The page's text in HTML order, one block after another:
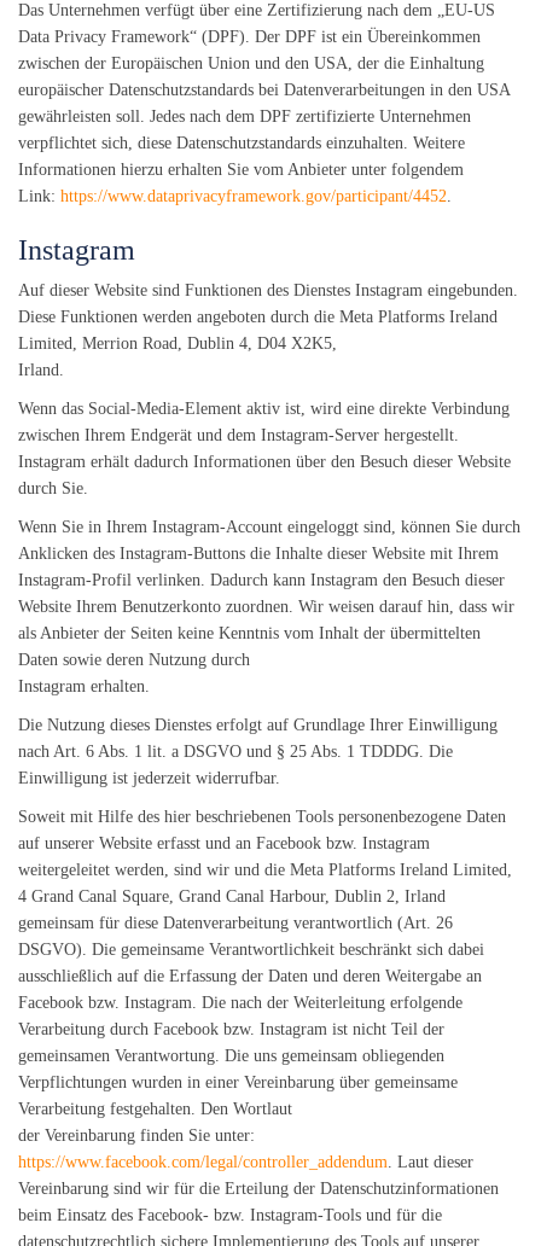
Das Unternehmen verfügt über eine Zertifizierung nach dem „EU-US
Data Privacy Framework“ (DPF). Der DPF ist ein Übereinkommen
zwischen der Europäischen Union und den USA, der die Einhaltung
europäischer Datenschutzstandards bei Datenverarbeitungen in den USA
gewährleisten soll. Jedes nach dem DPF zertifizierte Unternehmen
verpflichtet sich, diese Datenschutzstandards einzuhalten. Weitere
Informationen hierzu erhalten Sie vom Anbieter unter folgendem
Link: https://www.dataprivacyframework.gov/participant/4452.
Instagram
Auf dieser Website sind Funktionen des Dienstes Instagram eingebunden.
Diese Funktionen werden angeboten durch die Meta Platforms Ireland
Limited, Merrion Road, Dublin 4, D04 X2K5,
Irland.
Wenn das Social-Media-Element aktiv ist, wird eine direkte Verbindung
zwischen Ihrem Endgerät und dem Instagram-Server hergestellt.
Instagram erhält dadurch Informationen über den Besuch dieser Website
durch Sie.
Wenn Sie in Ihrem Instagram-Account eingeloggt sind, können Sie durch
Anklicken des Instagram-Buttons die Inhalte dieser Website mit Ihrem
Instagram-Profil verlinken. Dadurch kann Instagram den Besuch dieser
Website Ihrem Benutzerkonto zuordnen. Wir weisen darauf hin, dass wir
als Anbieter der Seiten keine Kenntnis vom Inhalt der übermittelten
Daten sowie deren Nutzung durch
Instagram erhalten.
Die Nutzung dieses Dienstes erfolgt auf Grundlage Ihrer Einwilligung
nach Art. 6 Abs. 1 lit. a DSGVO und § 25 Abs. 1 TDDDG. Die
Einwilligung ist jederzeit widerrufbar.
Soweit mit Hilfe des hier beschriebenen Tools personenbezogene Daten
auf unserer Website erfasst und an Facebook bzw. Instagram
weitergeleitet werden, sind wir und die Meta Platforms Ireland Limited,
4 Grand Canal Square, Grand Canal Harbour, Dublin 2, Irland
gemeinsam für diese Datenverarbeitung verantwortlich (Art. 26
DSGVO). Die gemeinsame Verantwortlichkeit beschränkt sich dabei
ausschließlich auf die Erfassung der Daten und deren Weitergabe an
Facebook bzw. Instagram. Die nach der Weiterleitung erfolgende
Verarbeitung durch Facebook bzw. Instagram ist nicht Teil der
gemeinsamen Verantwortung. Die uns gemeinsam obliegenden
Verpflichtungen wurden in einer Vereinbarung über gemeinsame
Verarbeitung festgehalten. Den Wortlaut
der Vereinbarung finden Sie unter:
https://www.facebook.com/legal/controller_addendum. Laut dieser
Vereinbarung sind wir für die Erteilung der Datenschutzinformationen
beim Einsatz des Facebook- bzw. Instagram-Tools und für die
datenschutzrechtlich sichere Implementierung des Tools auf unserer